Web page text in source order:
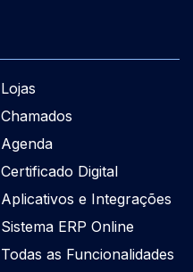
Lojas
Chamados
Agenda
Certificado Digital
Aplicativos e Integrações
Sistema ERP Online
Todas as Funcionalidades